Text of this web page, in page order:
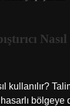
kullanılır?
hasarlı